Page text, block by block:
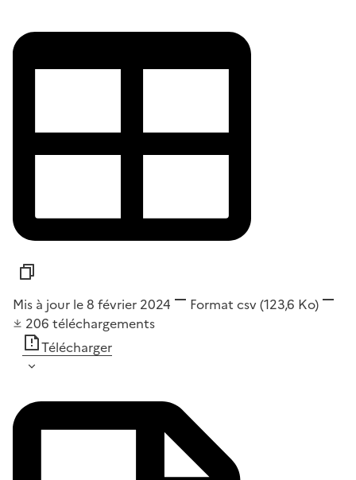
Mis à jour le 8 février 2024 Format csv(123,6 Ko)
206 téléchargements
Télécharger